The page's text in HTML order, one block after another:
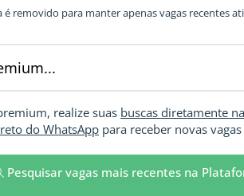
removido para manter apenas vagas recentes
realize suas buscas diretamente
do WhatsApp para receber novas
Pesquisar vagas mais recentes na